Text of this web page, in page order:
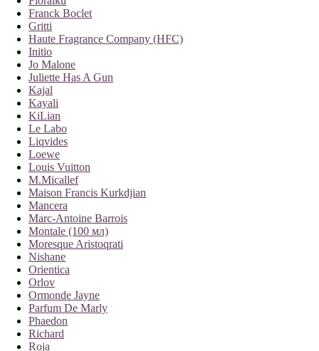
Franck Boclet
Gritti
Haute Fragrance Company (HFC)
Initio
Jo Malone
Juliette Has A Gun
Kajal
Kayali
KiLian
Le Labo
Liqvides
Loewe
Louis Vuitton
M.Micallef
Maison Francis Kurkdjian
Mancera
Marc-Antoine Barrois
Montale (100 мл)
Moresque Aristoqrati
Nishane
Orientica
Orlov
Ormonde Jayne
Parfum De Marly
Phaedon
Richard
Roja